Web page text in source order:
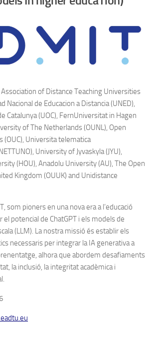
Association of Distance Teaching Universities
Nacional de Educacion a Distancia (UNED),
Catalunya (UOC), FernUniversitat in Hagen
of The Netherlands (OUNL), Open
(OUC), Universita telematica
University of Jyvaskyla (JYU),
(HOU), Anadolu University (AU), The Open
Kingdom (OUUK) and Unidistance
som pioners en una nova era a l’educació
potencial de ChatGPT i els models de
(LLM). La nostra missió és establir els
necessaris per integrar la IA generativa a
alhora que abordem desafiaments
la inclusió, la integritat acadèmica i